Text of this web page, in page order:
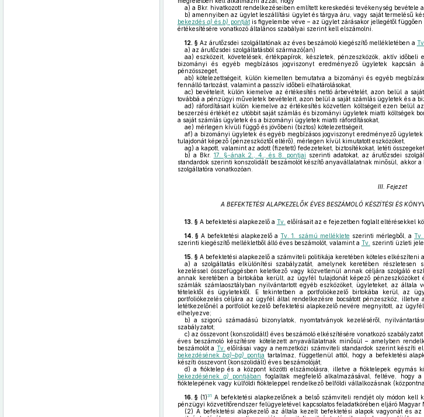
a) a Bkr. hivatkozott rendelkezéseiben említett kereskedési tevékenység bevétele
b) amennyiben az ügylet leszállítási ügylet és tárgya áru, vagy saját termelésű
bekezdés a) ésb) pontjátis figyelembe véve – az ügylet zárásakor jellegétől függően
értékesítésére vonatkozó általános szabályai szerint kell elszámolni.
12. §Az árutőzsdei szolgáltatónak az éves beszámoló kiegészítő mellékletében a Tv.
a) az árutőzsdei szolgáltatásból származó(an)
aa) eszközeit, követelések, értékpapírok, készletek, pénzeszközök, aktív
bizományi és egyéb megbízásos jogviszonyt eredményező ügyletek
pénzösszeget,
ab) kötelezettségeit, külön kiemelten bemutatva a bizományi és egyéb
fennálló tartozást, valamint a passzív időbeli elhatárolásokat,
ac) bevételeit, külön kiemelve az értékesítés nettó árbevételét, azon belül a
továbbá a pénzügyi műveletek bevételeit, azon belül a saját számlás ügyletek és a
ad) ráfordításait külön kiemelve az értékesítés közvetlen költségeit ezen belül
beszerzési értékét ez utóbbit saját számlás és bizományi ügyletek miatti költségek
a saját számlás ügyletek és a bizományi ügyletek miatti ráfordításokat,
ae) mérlegen kívüli függő és jövőbeni (biztos) kötelezettségeit,
af) a bizományi ügyletek és egyéb megbízásos jogviszonyt eredményező
tulajdonát képező (pénzeszköztől eltérő), mérlegen kívül kimutatott eszközöket,
ag) a kapott, valamint az adott (fizetett) fedezeteket, biztosítékokat, letéti
b) a Bkr. 17. §-ának 2., 4., és 8. pontjai szerinti adatokat, az árutőzsdei
standardok szerinti konszolidált beszámolót készítő anyavállalatnak minősül, akkor
szolgáltatóra vonatkozóan.
III. Fejezet
A BEFEKTETÉSI ALAPKEZELŐK ÉVES BESZÁMOLÓ KÉSZÍTÉSI ÉS
13. §A befektetési alapkezelő a Tv. előírásait az e fejezetben foglalt eltérésekkel
14. §A befektetési alapkezelő aTv. 1. számú melléklete szerinti mérlegből, a
szerinti kiegészítő mellékletből álló éves beszámolót, valamint a Tv. szerinti üzleti
15. §A befektetési alapkezelő a számviteli politikája keretében köteles elkészíteni a
a) a szolgáltatás elkülönítési szabályzatát, amelynek keretében
kezeléssel összefüggésben keletkező vagy közvetlenül annak céljára szolgáló
annak keretében a birtokába került, az ügyfél tulajdonát képező
számlák számlaosztályban nyilvántartott egyéb eszközöket, ügyleteket, az általa
tételektől és ügyletektől. E tekintetben a portfoliókezelő birtokába kerül, az
portfoliókezelés céljára az ügyfél által rendelkezésre bocsátott pénzeszköz,
letétkezelőnél a portfoliót kezelő befektetési alapkezelő nevére megnyitott, az
elhelyezve;
b) a szigorú számadású bizonylatok, nyomtatványok kezeléséről,
szabályzatot;
c) az összevont (konszolidált) éves beszámoló elkészítésére vonatkozó
éves beszámoló készítésre kötelezett anyavállalatnak minősül – amelyben
beszámolót a Tv. előírásai vagy a nemzetközi számviteli standardok szerint készíti
bekezdésének ba)–bg) pontja tartalmaz, függetlenül attól, hogy a befektetési
készíti összevont (konszolidált) éves beszámolóját;
d) a fióktelep és a központ közötti elszámolásra, illetve a fióktelepek egymás
bekezdésénekg) pontjában
foglaltak megfelelő alkalmazásával, feltéve, hogy
fióktelepének vagy külföldi fiókteleppel rendelkező belföldi vállalkozásnak
16. §(1)31 A befektetési alapkezelőnek a belső számviteli rendjét oly módon
pénzügyi közvetítőrendszer felügyeletével kapcsolatos feladatkörében eljáró Magyar
(2) A befektetési alapkezelő az általa kezelt befektetési alapok vagyonát és